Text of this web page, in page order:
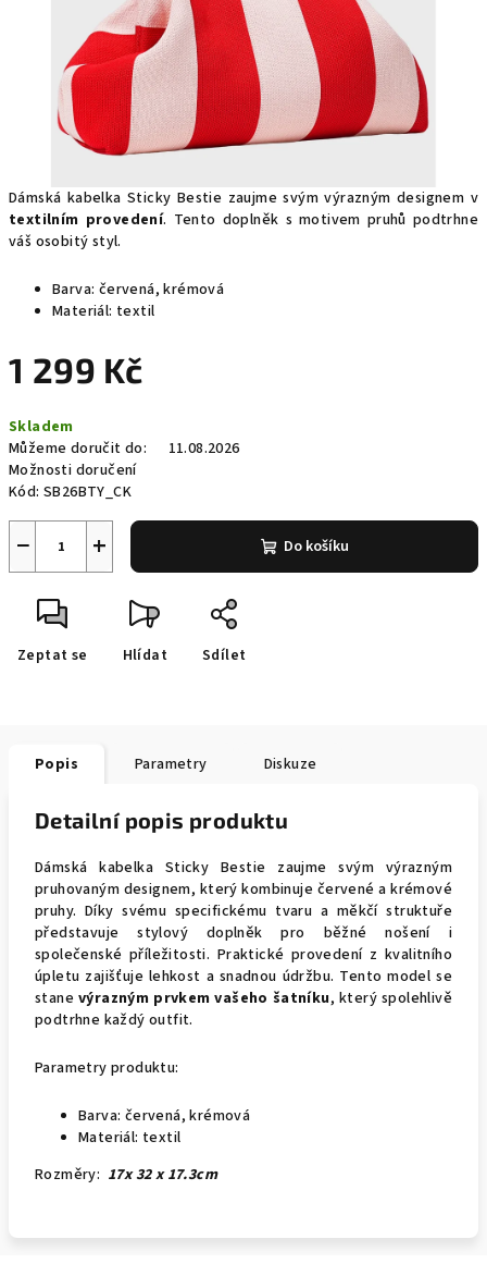
Dámská kabelka Sticky Bestie zaujme svým výrazným designem v
textilním provedení. Tento doplněk s motivem pruhů podtrhne
váš osobitý styl.
Barva: červená, krémová
Materiál: textil
1 299 Kč
cena:
Skladem
Můžeme doručit do:
11.08.2026
Možnosti doručení
Kód: SB26BTY_CK
+
− Do košíku
Zeptat se Hlídat Sdílet
Popis Parametry Diskuze
Detailní popis produktu
Dámská kabelka Sticky Bestie zaujme svým výrazným
pruhovaným designem, který kombinuje červené a krémové
pruhy. Díky svému specifickému tvaru a měkčí struktuře
představuje stylový doplněk pro běžné nošení i
společenské příležitosti. Praktické provedení z kvalitního
úpletu zajišťuje lehkost a snadnou údržbu. Tento model se
stane výrazným prvkem vašeho šatníku, který spolehlivě
podtrhne každý outfit.
Parametry produktu:
Barva: červená, krémová
Materiál: textil
Rozměry: 17x 32 x 17.3cm